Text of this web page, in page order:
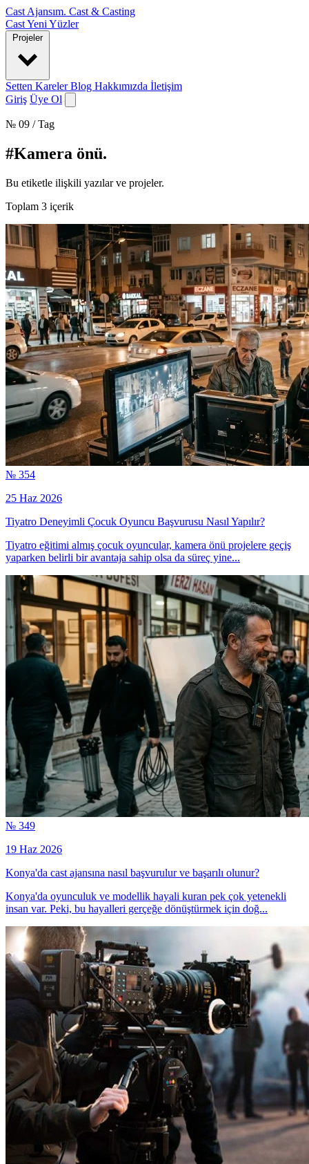
Cast Ajansım. Cast & Casting
CastYeni Yüzler
Projeler
Setten KarelerBlog Hakkımızda İletişim
Giriş Üye Ol
№ 09 / Tag
#Kamera önü.
Bu etiketle ilişkili yazılar ve projeler.
Toplam 3 içerik
№ 354
25 Haz 2026
Tiyatro Deneyimli Çocuk Oyuncu Başvurusu Nasıl Yapılır?
Tiyatro eğitimi almış çocuk oyuncular, kamera önü projelere geçiş
yaparken belirli bir avantaja sahip olsa da süreç yine...
№ 349
19 Haz 2026
Konya'da cast ajansına nasıl başvurulur ve başarılı olunur?
Konya'da oyunculuk ve modellik hayali kuran pek çok yetenekli
insan var. Peki, bu hayalleri gerçeğe dönüştürmek için doğ...